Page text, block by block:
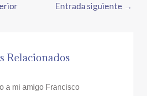
Entrada siguiente →
Relacionados
a mi amigo Francisco